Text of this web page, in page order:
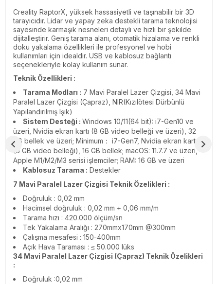
Creality RaptorX, yüksek hassasiyetli ve taşınabilir bir 3D
tarayıcıdır. Lidar ve yapay zeka destekli tarama teknolojisi
sayesinde karmaşık nesneleri detaylı ve hızlı bir şekilde
dijitalleştirir. Geniş tarama alanı, otomatik hizalama ve renkli
doku yakalama özellikleri ile profesyonel ve hobi
kullanımları için idealdir. USB ve kablosuz bağlantı
seçenekleriyle kolay kullanım sunar.
Teknik Özellikleri :
Tarama Modları : 7 Mavi Paralel Lazer Çizgisi, 34 Mavi
Paralel Lazer Çizgisi (Çapraz), NIR(Kızılötesi Dürbünlü
Yapılandırılmış Işık)
Sistem Desteği : Windows 10/11(64 bit): i7-Gen10 ve
üzeri, Nvidia ekran kartı (8 GB video belleği ve üzeri), 32
GB bellek ve üzeri; Minimum： i7-Gen7, Nvidia ekran kartı
(6 GB video belleği), 16 GB bellek; macOS: 11.7.7 ve üzeri,
Apple M1/M2/M3 serisi işlemciler; RAM: 16 GB ve üzeri
Kablosuz Tarama : Destekler
7 Mavi Paralel Lazer Çizgisi Teknik Özelikleri :
Doğruluk : 0,02 mm
Hacimsel doğruluk : 0,02 mm + 0,06 mm/m
Tarama hızı : 420.000 ölçüm/sn
Tek Yakalama Aralığı : 270mmx170mm @300mm
Çalışma mesafesi : 150-400mm
Açık Hava Taraması : ≤ 50.000 lüks
34 Mavi Paralel Lazer Çizgisi (Çapraz) Teknik Özelikleri
:
Doğruluk :0,02 mm